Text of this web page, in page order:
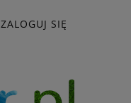
ZALOGUJ SIĘ